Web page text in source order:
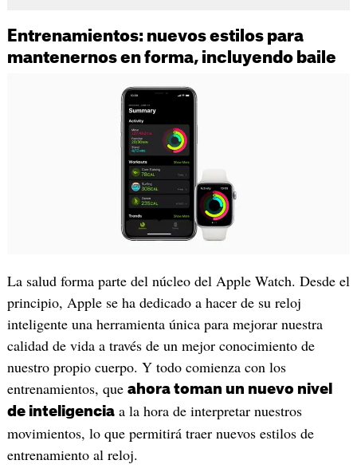
Entrenamientos: nuevos estilos para
mantenernos en forma, incluyendo baile
La salud forma parte del núcleo del Apple Watch. Desde el
principio, Apple se ha dedicado a hacer de su reloj
inteligente una herramienta única para mejorar nuestra
calidad de vida a través de un mejor conocimiento de
nuestro propio cuerpo. Y todo comienza con los
entrenamientos, que ahora toman un nuevo nivel
de inteligenciaa la hora de interpretar nuestros
movimientos, lo que permitirá traer nuevos estilos de
entrenamiento al reloj.